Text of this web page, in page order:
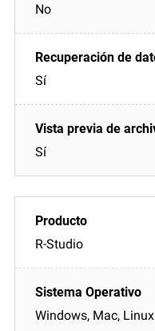
No
Sí
Sí
R-Studio
Windows, Mac, Linux